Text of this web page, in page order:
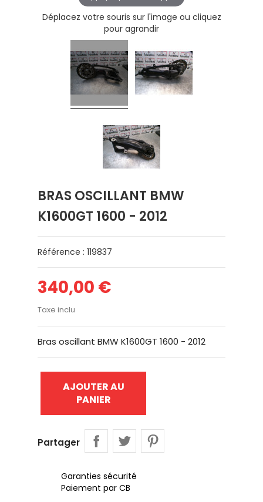
Déplacez votre souris sur l'image ou cliquez
pour agrandir
BRAS OSCILLANT BMW
K1600GT 1600 - 2012
Référence : 119837
340,00 €
Taxe inclu
Bras oscillant BMW K1600GT 1600 - 2012
AJOUTER AU
PANIER
Partager
Garanties sécurité
Paiement par CB